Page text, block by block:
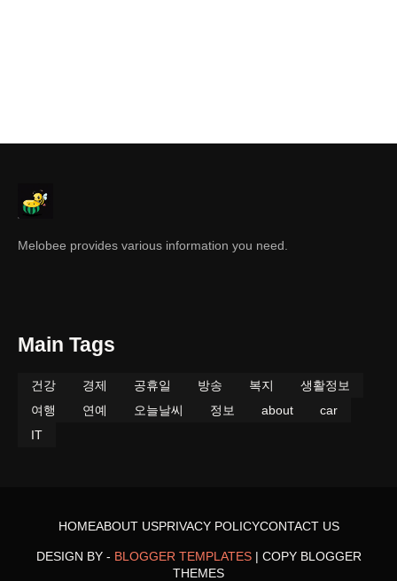
Melobee provides various information you need.
Main Tags
건강 경제 공휴일 방송 복지
생활정보
여행
연예 오늘날씨 정보 about
car
IT
DESIGN BY - BLOGGER TEMPLATES| COPY BLOGGER
THEMES
HOMEABOUT USPRIVACY POLICYCONTACT US